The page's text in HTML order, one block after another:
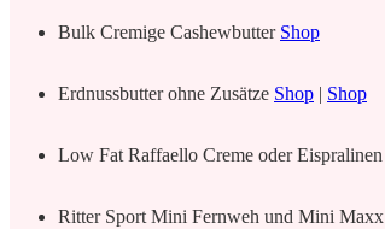
Bulk Cremige Cashewbutter Shop
Erdnussbutter ohne Zusätze Shop | Shop
Low Fat Raffaello Creme oder Eispralinen
Ritter Sport Mini Fernweh und Mini